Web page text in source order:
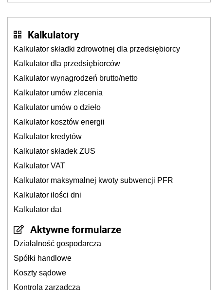
Kalkulatory
Kalkulator składki zdrowotnej dla przedsiębiorcy
Kalkulator dla przedsiębiorców
Kalkulator wynagrodzeń brutto/netto
Kalkulator umów zlecenia
Kalkulator umów o dzieło
Kalkulator kosztów energii
Kalkulator kredytów
Kalkulator składek ZUS
Kalkulator VAT
Kalkulator maksymalnej kwoty subwencji PFR
Kalkulator ilości dni
Kalkulator dat
Aktywne formularze
Działalność gospodarcza
Spółki handlowe
Koszty sądowe
Kontrola zarządcza